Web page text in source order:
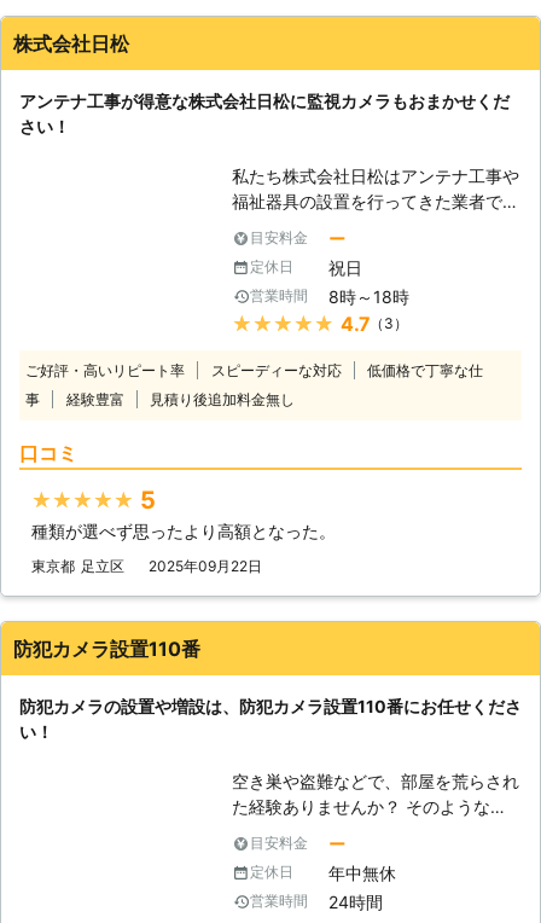
株式会社日松
アンテナ工事が得意な株式会社日松に監視カメラもおまかせくだ
さい！
私たち株式会社日松はアンテナ工事や
福祉器具の設置を行ってきた業者で
す。得意とするこれらの業務で多くの
方々のご依頼を達成してきました。今
回はこの2つの業務ではなく、別の業
務も対応可能だということをお知らせ
いたします。株式会社日松が取り扱っ
事も可能となっているのです。そのた
めに様々な電気設備の設置が可能で
ださい。 【監視カメラ設置もご依頼
ください】 監視カメラも電気設備で
メラ設置を希望されているのかをヒア
す。 【防犯性能が期待できます】 映
像を残す監視カメラですが、その存在
に防犯性能があります。もし空き巣が
入ろうとしている家で監視カメラがじ
っと見ていたら、そこに近づこうとは
思わないでしょう。こうした威圧の効
目安料金 ー
定休日 祝日
営業時間 8時～18時
★★★★★ 4.7 （3）
ご好評・高いリピート率 スピーディーな対応
低価格で丁寧な仕
事
経験豊富 見積り後追加料金無し
口コミ
★★★★★ 5
種類が選べず思ったより高額となった。
東京都 足立区 2025年09月22日
防犯カメラ設置110番
防犯カメラの設置や増設は、防犯カメラ設置110番にお任せくださ
い！
空き巣や盗難などで、部屋を荒らされ
た経験ありませんか？ そのような被
害を再び出さないためにも、防犯カメ
ラの設置を考えている人もいるのでは
ないでしょうか。 そのよう時は防犯
カメラ設置110番にお任せください！
目安料金 ー
定休日 年中無休
営業時間 24時間